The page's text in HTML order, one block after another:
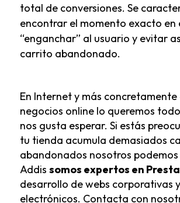
total de conversiones. Se
encontrar el momento exacto en
“enganchar” al usuario y evitar
carrito abandonado.
En Internet y más concretamente
negocios online lo queremos
nos gusta esperar. Si estás
tu tienda acumula demasiados
abandonados nosotros
Addis somos expertos en
desarrollo de webs corporativas
electrónicos. Contacta con